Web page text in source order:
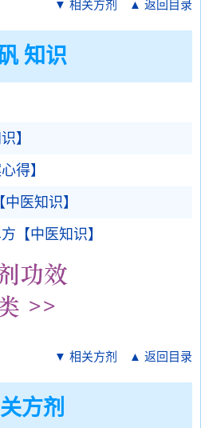
▼ 相关方剂 ▲ 返回目录
知识
】
得】
中医知识】
【中医知识】
▼ 相关方剂 ▲ 返回目录
方剂